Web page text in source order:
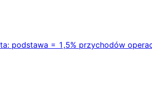
podstawa = 1,5% przychodów